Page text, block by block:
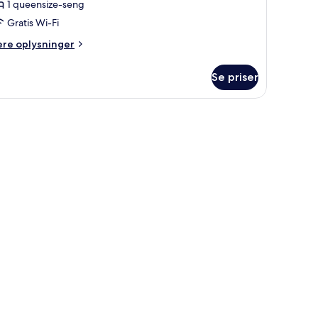
1 queensize-seng
Gratis Wi-Fi
oplysninger
Se priser